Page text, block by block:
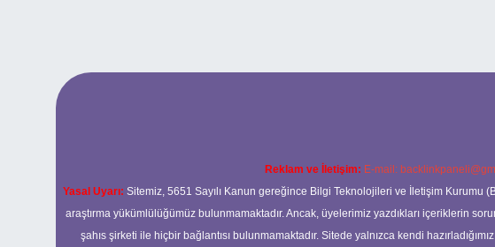
Reklam ve İletişim: E-mail:
Yasal Uyarı: Sitemiz, 5651 Sayılı Kanun gereğince Bilgi Teknolojileri ve İletişim Kurumu
araştırma yükümlülüğümüz bulunmamaktadır. Ancak, üyelerimiz yazdıkları içeriklerin
şahıs şirketi ile hiçbir bağlantısı bulunmamaktadır. Sitede yalnızca kendi